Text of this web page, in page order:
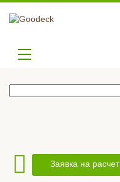
Заявка на расчет